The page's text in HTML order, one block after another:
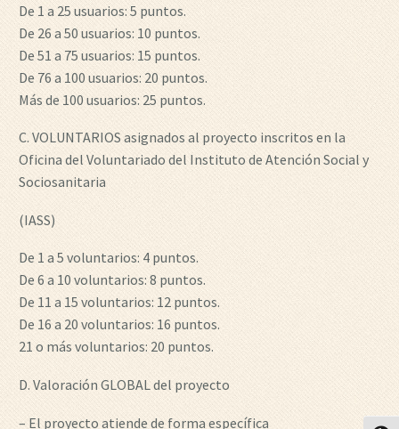
De 1 a 25 usuarios: 5 puntos.
De 26 a 50 usuarios: 10 puntos.
De 51 a 75 usuarios: 15 puntos.
De 76 a 100 usuarios: 20 puntos.
Más de 100 usuarios: 25 puntos.
C. VOLUNTARIOS asignados al proyecto inscritos en la
Oficina del Voluntariado del Instituto de Atención Social y
Sociosanitaria
(IASS)
De 1 a 5 voluntarios: 4 puntos.
De 6 a 10 voluntarios: 8 puntos.
De 11 a 15 voluntarios: 12 puntos.
De 16 a 20 voluntarios: 16 puntos.
21 o más voluntarios: 20 puntos.
D. Valoración GLOBAL del proyecto
– El proyecto atiende de forma específica